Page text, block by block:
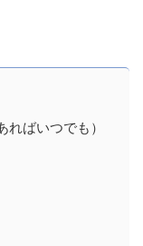
ばいつでも）